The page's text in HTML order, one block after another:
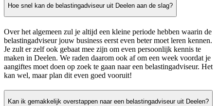
Hoe snel kan de belastingadviseur uit Deelen aan de slag?
Over het algemeen zul je altijd een kleine periode hebben waarin de
belastingadviseur jouw business eerst even beter moet leren kennen.
Je zult er zelf ook gebaat mee zijn om even persoonlijk kennis te
maken in Deelen. We raden daarom ook af om een week voordat je
aangiftes moet doen op zoek te gaan naar een belastingadviseur. Het
kan wel, maar plan dit even goed vooruit!
Kan ik gemakkelijk overstappen naar een belastingadviseur uit Deelen?